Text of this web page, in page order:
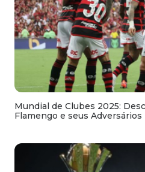
Mundial de Clubes 2025:
Flamengo e seus Adversários